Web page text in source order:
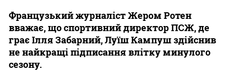
Французький журналіст Жером Ротен
вважає, що спортивний директор ПСЖ, де
грає Ілля Забарний, Луїш Кампуш здійснив
не найкращі підписання влітку минулого
сезону.